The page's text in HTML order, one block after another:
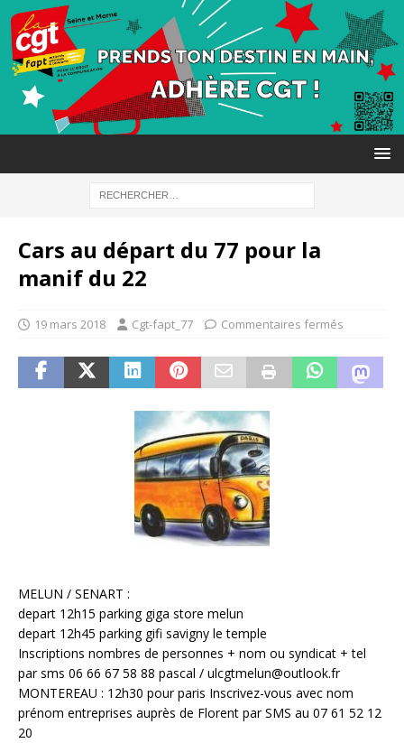
Cars au départ du 77 pour la
manif du 22
19 mars 2018 Cgt-fapt_77 Commentaires fermés
MELUN / SENART :
depart 12h15 parking giga store melun
depart 12h45 parking gifi savigny le temple
Inscriptions nombres de personnes + nom ou syndicat + tel
par sms 06 66 67 58 88 pascal / ulcgtmelun@outlook.fr
MONTEREAU : 12h30 pour paris Inscrivez-vous avec nom
prénom entreprises auprès de Florent par SMS au 07 61 52 12
20